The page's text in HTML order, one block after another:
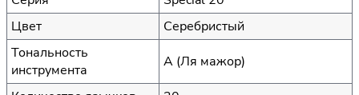
Цвет
Серебристый
Тональность
инструмента
A (Ля мажор)